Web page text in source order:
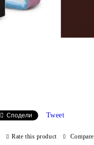
Сподели Tweet
Rate this product Compare